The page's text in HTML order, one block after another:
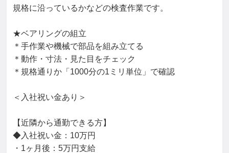
規格に沿っているかなどの検査作業です。
★ベアリングの組立
＊手作業や機械で部品を組み立てる
＊動作・寸法・見た目をチェック
＊規格通りか「1000分の1ミリ単位」で確認
＜入社祝い金あり＞
【近隣から通勤できる方】
◆入社祝い金：10万円
・1ヶ月後：5万円支給